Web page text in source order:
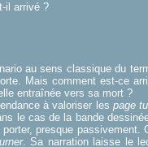
il arrivé ?
au sens classique du
Mais comment est-ce
entraînée vers sa mort ?
à valoriser les page
le cas de la bande
presque passivement.
. Sa narration laisse le